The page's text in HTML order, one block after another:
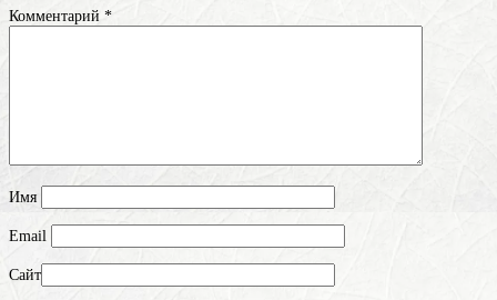
Комментарий *
Имя
Email
Сайт